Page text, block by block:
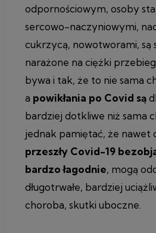
odpornościowym, osoby
sercowo-naczyniowymi,
cukrzycą, nowotworami, są
narażone na ciężki
bywa i tak, że to nie sama
a powikłania po Covid są
bardziej dotkliwe niż sama
jednak pamiętać, że nawet
przeszły Covid-19
bardzo łagodnie, mogą
długotrwałe, bardziej
choroba, skutki uboczne.